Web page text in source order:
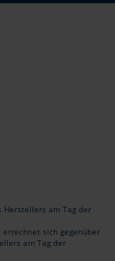
Herstellers am Tag der
sich gegenüber
am Tag der